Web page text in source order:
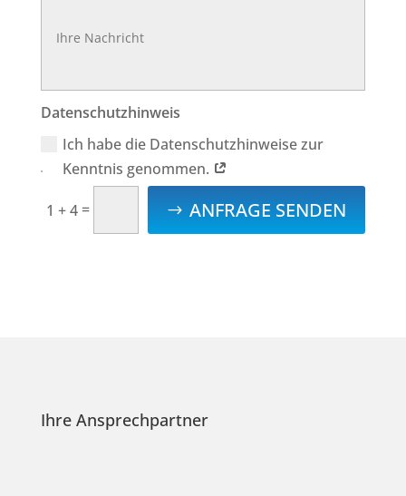
Datenschutzhinweis
Ich habe die Datenschutzhinweise zur
Kenntnis genommen.
1 + 4= ANFRAGE SENDEN
Ihre Ansprechpartner